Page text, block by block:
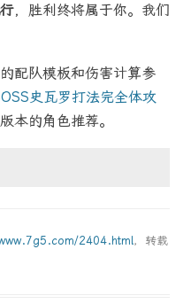
，胜利终将属于你。我们
配队模板和伤害计算参
史瓦罗打法完全体攻
本的角色推荐。
2404.html，转载